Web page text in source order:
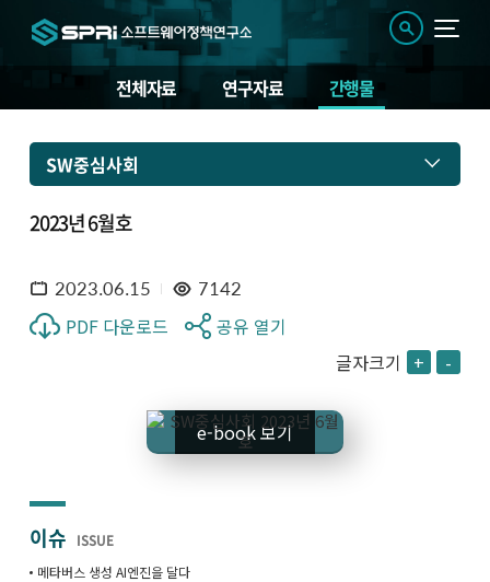
전체자료 연구자료 간행물
SW중심사회
2023년 6월호
2023.06.15 7142
PDF 다운로드
공유 열기
글자크기 + -
e-book 보기
이슈 ISSUE
메타버스 생성 AI엔진을 달다